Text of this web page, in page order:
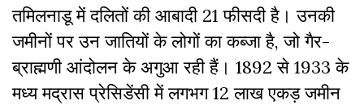
तमिलनाडू में दलितों की आबादी 21 फीसदी है। उनकी
जमीनों पर उन जातियों के लोगों का कब्जा है, जो गैर-
ब्राह्मणी आंदोलन के अगुआ रही हैं। 1892 से 1933 के
मध्य मद्रास प्रेसिडेंसी में लगभग 12 लाख एकड़ जमीन